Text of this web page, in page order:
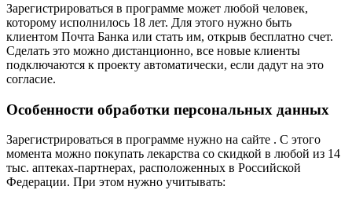
Зарегистрироваться в программе может любой человек,
которому исполнилось 18 лет. Для этого нужно быть
клиентом Почта Банка или стать им, открыв бесплатно счет.
Сделать это можно дистанционно, все новые клиенты
подключаются к проекту автоматически, если дадут на это
согласие.
Особенности обработки персональных данных
Зарегистрироваться в программе нужно на сайте . С этого
момента можно покупать лекарства со скидкой в любой из 14
тыс. аптеках-партнерах, расположенных в Российской
Федерации. При этом нужно учитывать: